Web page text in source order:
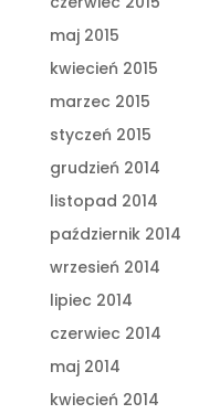
maj 2015
kwiecień 2015
marzec 2015
styczeń 2015
grudzień 2014
listopad 2014
październik 2014
wrzesień 2014
lipiec 2014
czerwiec 2014
maj 2014
kwiecień 2014